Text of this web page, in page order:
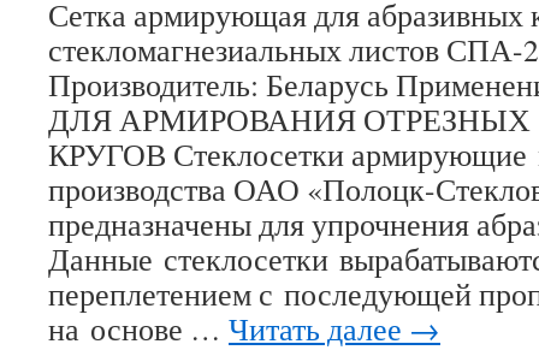
Сетка армирующая для абразивных
стекломагнезиальных листов
Производитель: Беларусь
ДЛЯ АРМИРОВАНИЯ ОТРЕЗНЫХ
КРУГОВ Стеклосетки
производства ОАО «Полоцк-
предназначены для упрочнения
Данные стеклосетки
переплетением с последующей
на основе … Читать далее →